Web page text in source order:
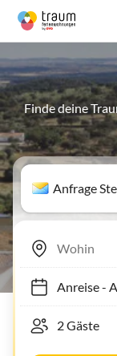
Finde deine
Anfrage
Anreise-